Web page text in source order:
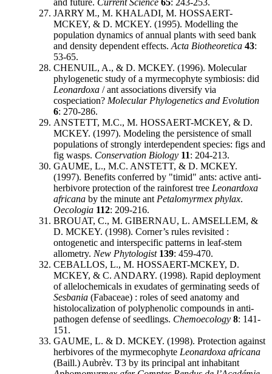
and future. Current Science 65: 243-253.
JARRY M., M. KHALADI, M. HOSSAERT-
MCKEY, & D. MCKEY. (1995). Modelling the
population dynamics of annual plants with seed bank
and density dependent effects. Acta Biotheoretica 43:
53-65.
CHENUIL, A., & D. MCKEY. (1996). Molecular
phylogenetic study of a myrmecophyte symbiosis: did
Leonardoxa / ant associations diversify via
cospeciation? Molecular Phylogenetics and Evolution
6: 270-286.
ANSTETT, M.C., M. HOSSAERT-MCKEY, & D.
MCKEY. (1997). Modeling the persistence of small
populations of strongly interdependent species: figs and
fig wasps. Conservation Biology 11: 204-213.
GAUME, L., M.C. ANSTETT, & D. MCKEY.
(1997). Benefits conferred by "timid" ants: active anti-
herbivore protection of the rainforest tree Leonardoxa
africana by the minute ant Petalomyrmex phylax.
Oecologia 112: 209-216.
BROUAT, C., M. GIBERNAU, L. AMSELLEM, &
D. MCKEY. (1998). Corner’s rules revisited :
ontogenetic and interspecific patterns in leaf-stem
allometry. New Phytologist 139: 459-470.
CEBALLOS, L., M. HOSSAERT-MCKEY, D.
MCKEY, & C. ANDARY. (1998). Rapid deployment
of allelochemicals in exudates of germinating seeds of
Sesbania (Fabaceae) : roles of seed anatomy and
histolocalization of polyphenolic compounds in anti-
pathogen defense of seedlings. Chemoecology 8: 141-
151.
GAUME, L. & D. MCKEY. (1998). Protection against
herbivores of the myrmecophyte Leonardoxa africana
(Baill.) Aubrèv. T3 by its principal ant inhabitant